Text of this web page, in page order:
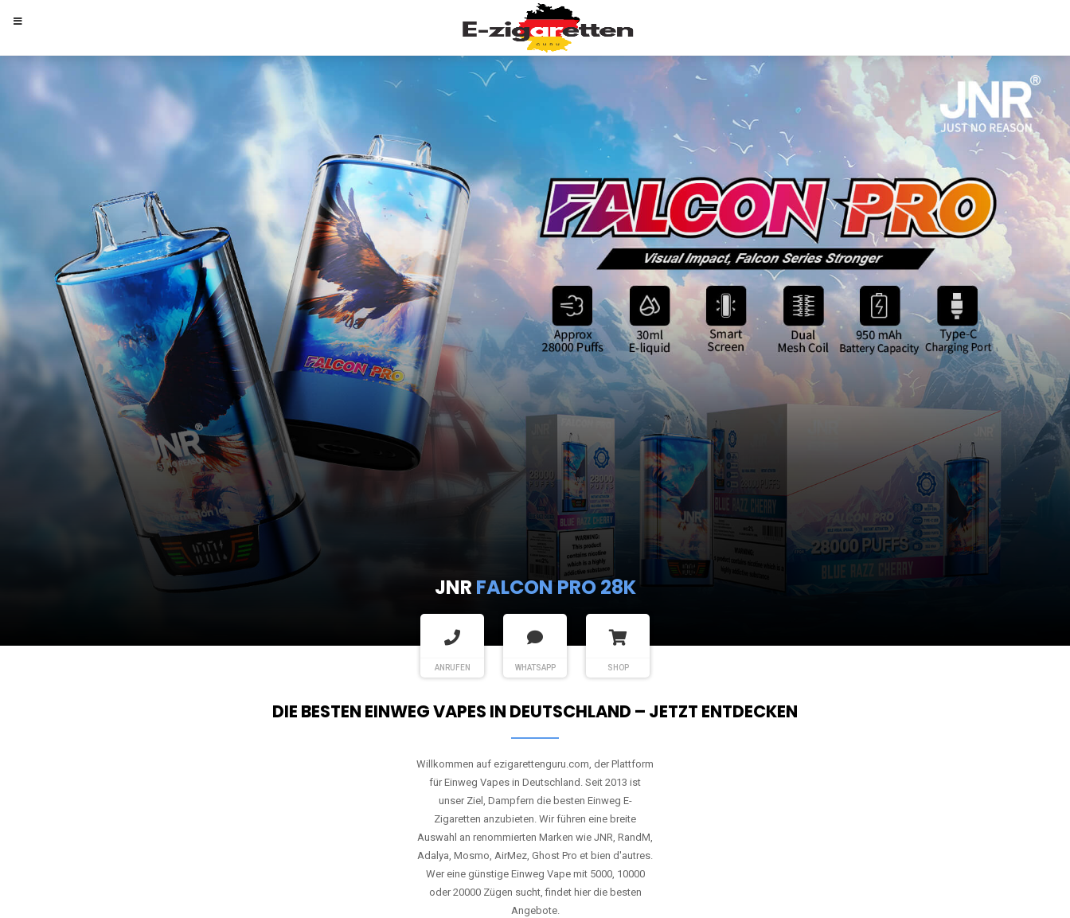
JNR FALCON PRO 28K
ANRUFEN WHATSAPP SHOP
DIE BESTEN EINWEG VAPES IN DEUTSCHLAND – JETZT ENTDECKEN
Willkommen auf ezigarettenguru.com, der Plattform
für Einweg Vapes in Deutschland. Seit 2013 ist
unser Ziel, Dampfern die besten Einweg E-
Zigaretten anzubieten. Wir führen eine breite
Auswahl an renommierten Marken wie JNR, RandM,
Adalya, Mosmo, AirMez, Ghost Pro et bien d'autres.
Wer eine günstige Einweg Vape mit 5000, 10000
oder 20000 Zügen sucht, findet hier die besten
Angebote.